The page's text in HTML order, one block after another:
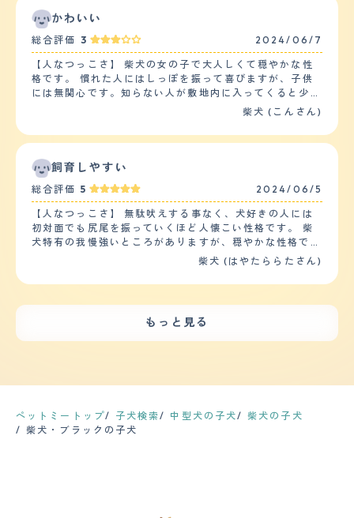
回、長さは行き先にもよりますが30分弱です。家の中で
走り回って遊ぶことは一日一回あります。 【お手入れ】
・毛の長さや質感：短毛・ダブルコート・固い直毛・毛量
多いです。 ・シャンプーやブラッシングの頻度、抜け毛
の状況：サロンで月1、自宅で月1シャンプーをしていま
す。ブラッシングは毎日。季節の変わり目の換毛期の抜け
毛はすごい多いです。 ・カット：サロンでお尻の周りを
炎があります。アレルギーがある食べ物を食べないことで
あまり鳴きません。ご飯の準備をしているときに我慢でき
ないのか鳴きます。甘えた声で鳴くのでそれほど大きい声
ではないと思います。たまに寝ているときに近づいたり体
が触れるとびっくりして吠えたりすることがあります。
【総評】 ・この犬種の好きなところ、気にいっていると
ころ：体形のフォルム、顔、毛色見た目すべてが好き。単
純で不器用でちょっとどんくさい可愛いところがお気に入
安だったこと：迎え入れ直後はトイレトレーニングで苦戦
しました。体をかゆがって毛が抜けたりしてアトピー正皮
てと近づいていくので、相性は良いかと思う。子供とも相
性は良い印象。 【落ち着き】 人がいない時や話し声が聞
こえない時は、1人で静かに過ごしている。誰か来たり、
外で話し声が聞こえたら、ソワソワしながら、部屋中を歩
き回る。夜の寝る時間は自分で気づいているようで、夜は
ちゃんと大人しく寝ている。 【しつけやすさ】 おてやお
すわり、ふせ、待ては簡単に覚えたが、家のものや手を噛
みまくる。噛んだらすぐ檻に入れて、相手にしません、と
2回。朝は約1時間ぐらい散歩している。 【お手入れ】 毛
はよく抜ける。白の毛なので床は毛だらけになる。季節の
変わり目など、抜ける季節はかなり抜けて、コロコロが欠
かせない。シャンプーは月1回ほど自宅でしている。柴は
トリミングやカットがいらないので、コスパ的には、とて
も良いが、可愛すぎて素人のシャンプーは嫌だろうなと3
ヶ月に一回はペットサロンでのシャンプーに連れて行く。
ペットサロンでのシャンプーは気持ちよさそうにしてい
て、素人とは犬も感じ方が違うのだなと思った。 【鳴き
緒に飼っているオスは頻繁に吠える。かまって欲しい時や
た。柴犬は飼い主に忠実で、躾などはしやすい。帰るたび
ず、クンクンとなくぐらいで、構ってほしいと理由は定か
歩するので、自身が痩せてきた傾向にあるのは、犬のおか
げ。ご飯をたくさん食べるので、ドッグフードの消費量は
かわいい
総合評価 3 2024/06/7
【人なつっこさ】 柴犬の女の子で大人しくて穏やかな性
格です。 慣れた人にはしっぽを振って喜びますが、子供
には無関心です。知らない人が敷地内に入ってくると少し
吠えることがありますが無駄に吠えたりすることはありま
ないですが可愛がってくれるひとをわかっているので特定
トに対しても同じく好意的な相手にはいいのですが、それ
以外だど無関心といったら感じです。 【落ち着き】 とて
も落ち着いています。 子犬の頃は家族がいると喜んで、
大暴れすることもありましたが成犬になるにつれ落ち着き
ました。 散歩も落ち着いてできますし、散歩中に子供や
他の犬がいても興奮することなく穏やかにしています。
【しつけやすさ】 最低限必要なのはトイレと待てだと思
多いです。 【お手入れ】 柴犬なので見た目の毛が短く感
じますが意外と長いです。質感は柔らかいというよりは結
場の蚊には気をつけています。 【鳴き声】 鳴き声はほと
んど気にならないくらいあまり鳴きません。性格にもよる
柴犬 (こんさん)
飼育しやすい
総合評価 5 2024/06/5
【人なつっこさ】 無駄吠えする事なく、犬好きの人には
初対面でも尻尾を振っていくほど人懐こい性格です。 柴
犬特有の我慢強いところがありますが、穏やかな性格で、
すが、ヘルメットや被り物を被っている人にはかなり警戒
便屋さんにはヘルメットを被っていても吠えなくなりまし
た。 【落ち着き】 とても穏やかで家の中で騒いだり、走
ませんが、散歩に連れてってもらえる時だけは、嬉しいの
限必要なしつけは自宅で行いました。 物覚えが良く、ト
イレは直ぐに覚えてくれたので、すごく助かりました。お
柴犬 (はやたららたさん)
もっと見る
ペットミートップ 子犬検索 中型犬の子犬
柴犬の子犬
柴犬・ブラックの子犬